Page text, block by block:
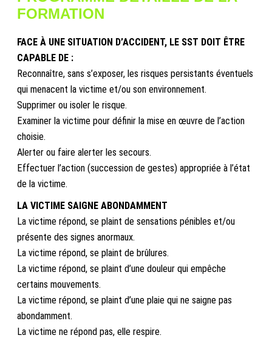
FORMATION
FACE À UNE SITUATION D’ACCIDENT, LE SST DOIT ÊTRE
CAPABLE DE :
Reconnaître, sans s’exposer, les risques persistants éventuels
qui menacent la victime et/ou son environnement.
Supprimer ou isoler le risque.
Examiner la victime pour définir la mise en œuvre de l’action
choisie.
Alerter ou faire alerter les secours.
Effectuer l’action (succession de gestes) appropriée à l’état
de la victime.
LA VICTIME SAIGNE ABONDAMMENT
La victime répond, se plaint de sensations pénibles et/ou
présente des signes anormaux.
La victime répond, se plaint de brûlures.
La victime répond, se plaint d’une douleur qui empêche
certains mouvements.
La victime répond, se plaint d’une plaie qui ne saigne pas
abondamment.
La victime ne répond pas, elle respire.